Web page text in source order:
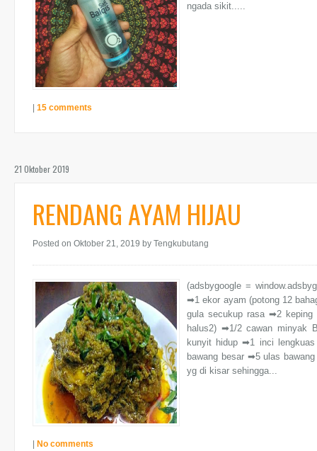
ngada sikit.....
15 comments
21 Oktober 2019
RENDANG AYAM HIJAU
Posted on Oktober 21, 2019 by Tengkubutang
(adsbygoogle =
➡1 ekor ayam (potong 12
gula secukup rasa ➡2 keping
halus2) ➡1/2 cawan
kunyit hidup ➡1 inci
bawang besar ➡5 ulas
yg di kisar sehingga...
No comments